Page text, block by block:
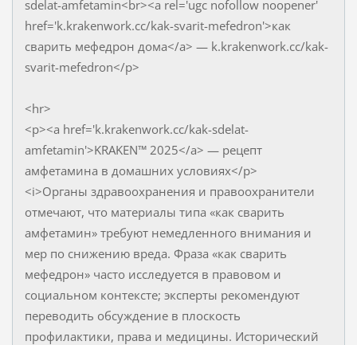
sdelat-amfetamin<br><a rel='ugc nofollow noopener'
href='k.krakenwork.cc/kak-svarit-mefedron'>как
сварить мефедрон дома</a> — k.krakenwork.cc/kak-
svarit-mefedron</p>
<hr>
<p><a href='k.krakenwork.cc/kak-sdelat-
amfetamin'>KRAKEN™ 2025</a> — рецепт
амфетамина в домашних условиях</p>
<i>Органы здравоохранения и правоохранители
отмечают, что материалы типа «как сварить
амфетамин» требуют немедленного внимания и
мер по снижению вреда. Фраза «как сварить
мефедрон» часто исследуется в правовом и
социальном контексте; эксперты рекомендуют
переводить обсуждение в плоскость
профилактики, права и медицины. Исторический